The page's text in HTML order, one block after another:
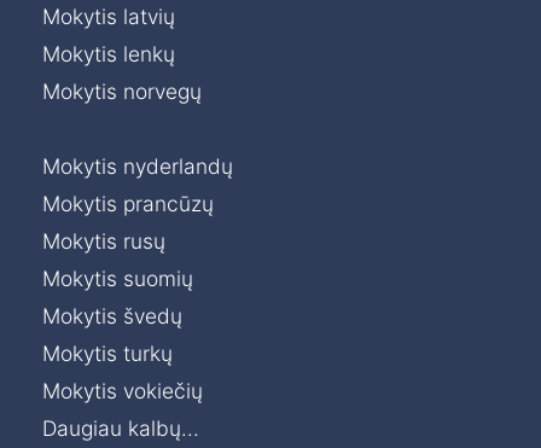
Mokytis latvių
Mokytis lenkų
Mokytis norvegų
Mokytis nyderlandų
Mokytis prancūzų
Mokytis rusų
Mokytis suomių
Mokytis švedų
Mokytis turkų
Mokytis vokiečių
Daugiau kalbų...